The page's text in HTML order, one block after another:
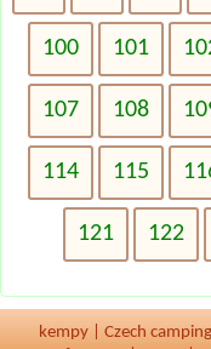
100 101
107 108
114 115
121 122
kempy Czech camping